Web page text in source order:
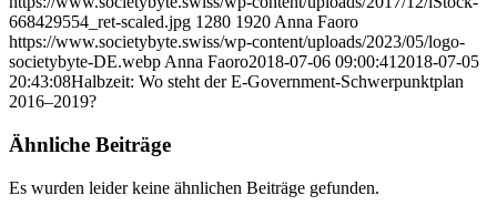
668429554_ret-scaled.jpg 1280 1920 Anna Faoro
https://www.societybyte.swiss/wp-content/uploads/2023/05/logo-
societybyte-DE.webp Anna Faoro2018-07-06 09:00:41 2018-07-05
20:43:08Halbzeit: Wo steht der E-Government-Schwerpunktplan
2016–2019?
Ähnliche Beiträge
Es wurden leider keine ähnlichen Beiträge gefunden.